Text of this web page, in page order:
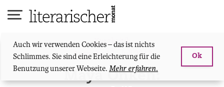
Auch wir verwenden Cookies – das ist nichts
Schlimmes. Sie sind eine Erleichterung für die
Benutzung unserer Webseite. Mehr erfahren.
Ok
Kurzkritik
Ausgabe 12 - Juli 2013
Maya Onken: